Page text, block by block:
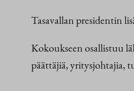
Tasavallan presidentin
Kokoukseen osallistuu
päättäjiä, yritysjohtajia,